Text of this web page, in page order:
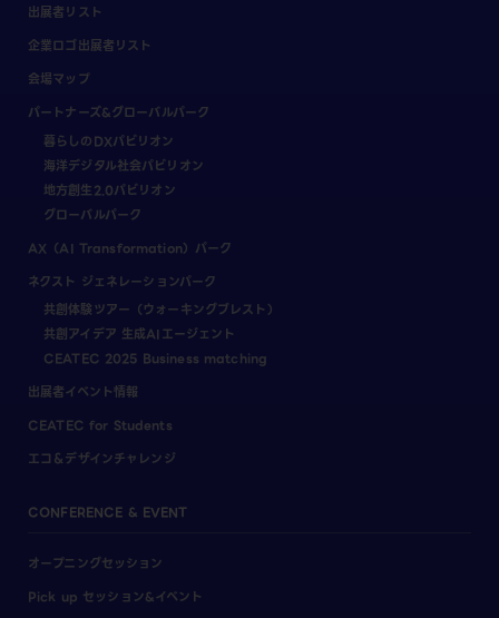
出展者リスト
企業ロゴ出展者リスト
会場マップ
パートナーズ&グローバルパーク
暮らしのDXパビリオン
海洋デジタル社会パビリオン
地方創生2.0パビリオン
グローバルパーク
AX（AI Transformation）パーク
ネクスト ジェネレーションパーク
共創体験ツアー（ウォーキングブレスト）
共創アイデア 生成AIエージェント
CEATEC 2025 Business matching
出展者イベント情報
CEATEC for Students
エコ＆デザインチャレンジ
CONFERENCE & EVENT
オープニングセッション
Pick up セッション&イベント